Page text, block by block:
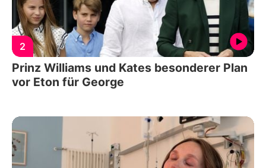
2
Prinz Williams und Kates besonderer Plan
vor Eton für George